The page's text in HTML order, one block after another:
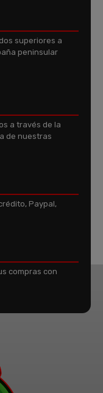
superiores a
peninsular
a través de la
de nuestras
Paypal,
compras con